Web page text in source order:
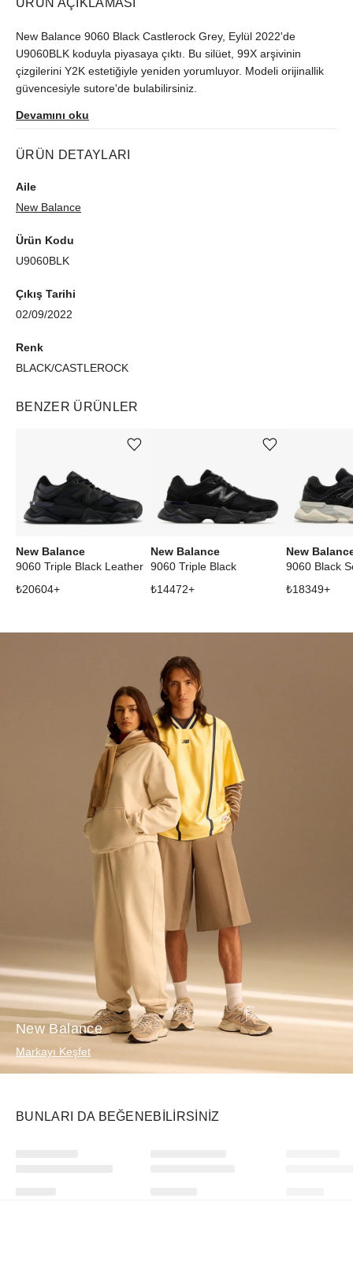
ÜRÜN AÇIKLAMASI
New Balance 9060 Black Castlerock Grey, Eylül 2022'de
U9060BLK koduyla piyasaya çıktı. Bu silüet, 99X arşivinin
çizgilerini Y2K estetiğiyle yeniden yorumluyor. Modeli orijinallik
güvencesiyle sutore'de bulabilirsiniz.
Devamını oku
ÜRÜN DETAYLARI
Aile
New Balance
Ürün Kodu
U9060BLK
Çıkış Tarihi
02/09/2022
Renk
BLACK/CASTLEROCK
BENZER ÜRÜNLER
New Balance
9060 Triple Black Leather
₺20604+
Ürünü istek listesine ekle veya listeden çıkar
New Balance
9060 Triple Black
₺14472+
Ürünü istek listesine ekle veya listeden çıkar
New
9060 Black
₺18349+
New Balance
Markayı Keşfet
BUNLARI DA BEĞENEBILIRSINIZ